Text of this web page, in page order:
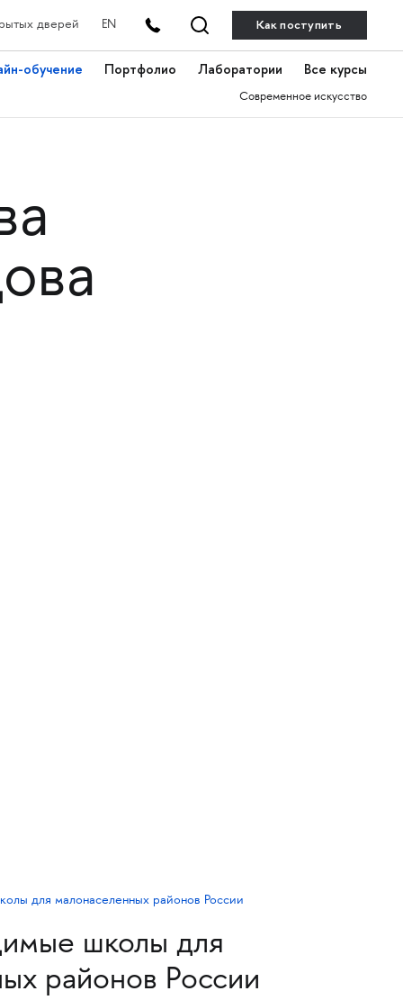
дверей EN Как поступить
обучение Портфолио Лаборатории Все курсы
Современное искусство
школы для
районов России